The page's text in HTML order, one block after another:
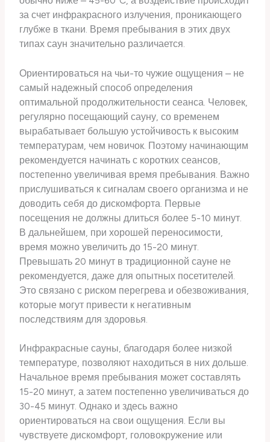
за счет инфракрасного излучения, проникающего
глубже в ткани. Время пребывания в этих двух
типах саун значительно различается.
Ориентироваться на чьи-то чужие ощущения – не
самый надежный способ определения
оптимальной продолжительности сеанса. Человек,
регулярно посещающий сауну, со временем
вырабатывает большую устойчивость к высоким
температурам, чем новичок. Поэтому начинающим
рекомендуется начинать с коротких сеансов,
постепенно увеличивая время пребывания. Важно
прислушиваться к сигналам своего организма и не
доводить себя до дискомфорта. Первые
посещения не должны длиться более 5-10 минут.
В дальнейшем, при хорошей переносимости,
время можно увеличить до 15-20 минут.
Превышать 20 минут в традиционной сауне не
рекомендуется, даже для опытных посетителей.
Это связано с риском перегрева и обезвоживания,
которые могут привести к негативным
последствиям для здоровья.
Инфракрасные сауны, благодаря более низкой
температуре, позволяют находиться в них дольше.
Начальное время пребывания может составлять
15-20 минут, а затем постепенно увеличиваться до
30-45 минут. Однако и здесь важно
ориентироваться на свои ощущения. Если вы
чувствуете дискомфорт, головокружение или